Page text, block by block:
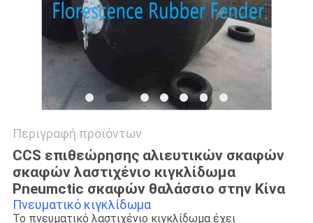
Περιγραφή προϊόντων
CCS επιθεώρησης αλιευτικών σκαφών
σκαφών λαστιχένιο κιγκλίδωμα
Pneumctic σκαφών θαλάσσιο στην Κίνα
Πνευματικό κιγκλίδωμα
Το πνευματικό λαστιχένιο κιγκλίδωμα έχει